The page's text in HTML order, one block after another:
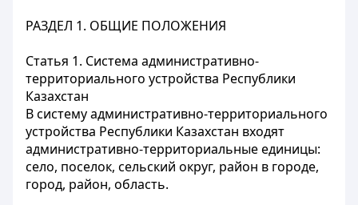
РАЗДЕЛ 1. ОБЩИЕ ПОЛОЖЕНИЯ
Статья 1. Система административно-
территориального устройства Республики
Казахстан
В систему административно-территориального
устройства Республики Казахстан входят
административно-территориальные единицы:
село, поселок, сельский округ, район в городе,
город, район, область.